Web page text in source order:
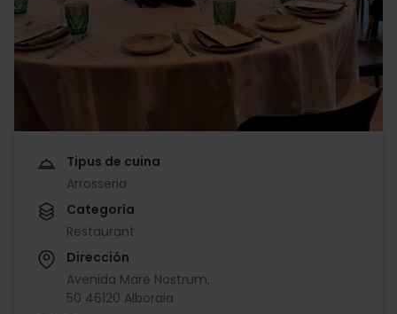
Tipus de cuina
Arrosseria
Categoría
Restaurant
Dirección
Avenida Mare Nostrum,
50 46120 Alboraia